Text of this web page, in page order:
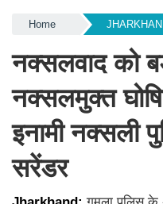
Home
नक्सलवाद को
नक्सलमुक्त
इनामी नक्सली
सरेंडर